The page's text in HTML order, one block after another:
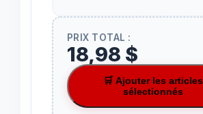
PRIX TOTAL :
18,98 $
🛒 Ajouter les articles
sélectionnés